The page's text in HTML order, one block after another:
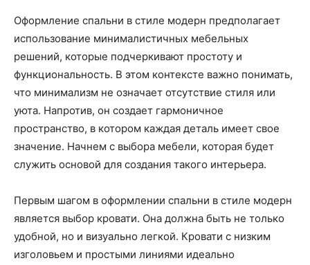
Оформление спальни в стиле модерн предполагает
использование минималистичных мебельных
решений, которые подчеркивают простоту и
функциональность. В этом контексте важно понимать,
что минимализм не означает отсутствие стиля или
уюта. Напротив, он создает гармоничное
пространство, в котором каждая деталь имеет свое
значение. Начнем с выбора мебели, которая будет
служить основой для создания такого интерьера.
Первым шагом в оформлении спальни в стиле модерн
является выбор кровати. Она должна быть не только
удобной, но и визуально легкой. Кровати с низким
изголовьем и простыми линиями идеально